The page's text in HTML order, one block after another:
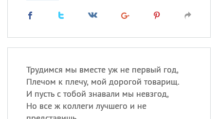
Трудимся мы вместе уж не первый год,
Плечом к плечу, мой дорогой товарищ.
И пусть с тобой знавали мы невзгод,
Но все ж коллеги лучшего и не